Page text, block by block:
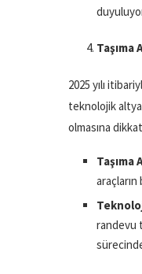
Taşıma
2025 yılı
teknolojik
olmasına
Taşıma
araçların
randevu